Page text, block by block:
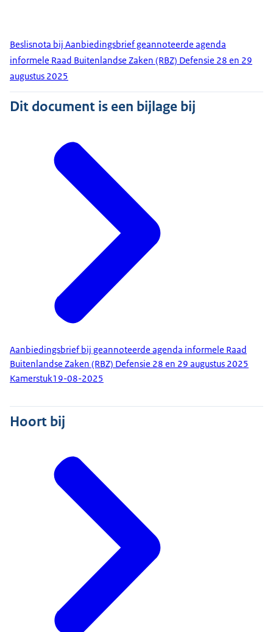
Beslisnota bij Aanbiedingsbrief geannoteerde agenda
informele Raad Buitenlandse Zaken (RBZ) Defensie 28 en 29
augustus 2025
Dit document is een bijlage bij
Aanbiedingsbrief bij geannoteerde agenda informele Raad
Buitenlandse Zaken (RBZ) Defensie 28 en 29 augustus 2025
Kamerstuk19-08-2025
Hoort bij